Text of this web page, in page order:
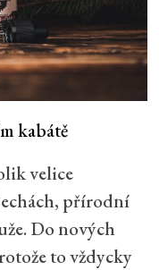
kabátě
velice
přírodní
Do nových
to vždycky